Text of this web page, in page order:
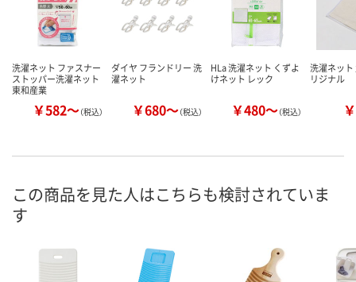
洗濯ネット ファスナー
ストッパー洗濯ネット
東和産業
￥582～（税込）
ダイヤ フランドリー 洗
濯ネット
￥680～（税込）
HLa 洗濯ネット くずよ
けネット レック
￥480～（税込）
洗濯ネット
リジナル
この商品を見た人はこちらも検討されていま
す